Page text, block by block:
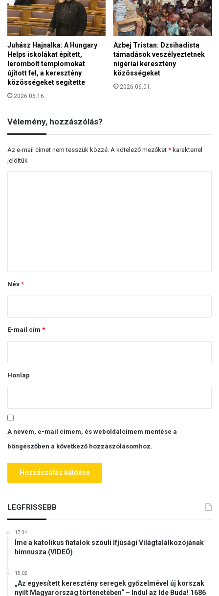
g
e
t
e
n
e
s
z
i
E
o
M
s
j
c
é
Juhász Hajnalka: A Hungary
Helps iskolákat épített,
lerombolt templomokat
újított fel, a keresztény
közösségeket segítette
2026.06.16.
Azbej Tristan: Dzsihadista
támadások veszélyeztetnek
nigériai keresztény
közösségeket
2026.06.01.
Vélemény, hozzászólás?
Az e-mail címet nem tesszük közzé. A kötelező mezőket * karakterrel
jelöltük
ó
l
*
Név *
E-mail cím *
Honlap
A nevem, e-mail címem, és weboldalcímem mentése a
böngészőben a következő hozzászólásomhoz.
LEGFRISSEBB
17:34
Íme a katolikus fiatalok szöuli Ifjúsági Világtalálkozójának
himnusza (VIDEÓ)
15:02
„Az egyesített keresztény seregek győzelmével új korszak
nyílt Magyarország történetében“ – Indul az Ide Buda! 1686